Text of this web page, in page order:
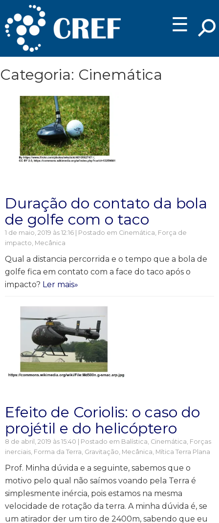
☰
Categoria: Cinemática
Duração do contato da bola
de golfe com o taco
1 de maio, 2019 às 12:16 | Postado em Cinemática, Força de
impacto, Mecânica
Qual a distancia percorrida e o tempo que a bola de
golfe fica em contato com a face do taco após o
impacto? Ler mais»
Efeito de Coriolis: o caso do
projétil e do helicóptero
8 de abril, 2019 às 15:40 | Postado em Balística, Cinemática, Forças
inerciais, Forma da Terra, Gravitação, Mecânica, Mítica Terra Plana
Prof. Minha dúvida e a seguinte, sabemos que o
motivo pelo qual não saímos voando pela Terra é
simplesmente inércia, pois estamos na mesma
velocidade de rotação da terra. A minha dúvida é, se
um atirador der um tiro de 2400m, sabendo que eu